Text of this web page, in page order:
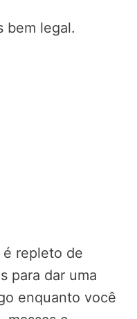
bem legal.
é repleto de
para dar uma
enquanto você